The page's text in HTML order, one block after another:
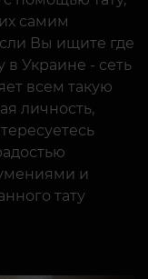
самим
Вы ищите где
в Украине - сеть
всем такую
личность,
и
тату